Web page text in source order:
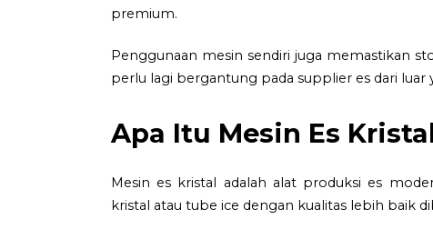
premium.
Penggunaan mesin sendiri juga memastikan
perlu lagi bergantung pada supplier es dari
Apa Itu Mesin Es
Mesin es kristal adalah alat produksi es
kristal atau tube ice dengan kualitas lebih baik